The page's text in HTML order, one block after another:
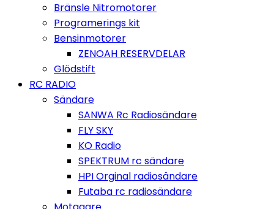
Bränsle Nitromotorer
Programerings kit
Bensinmotorer
ZENOAH RESERVDELAR
Glödstift
RC RADIO
Sändare
SANWA Rc Radiosändare
FLY SKY
KO Radio
SPEKTRUM rc sändare
HPI Orginal radiosändare
Futaba rc radiosändare